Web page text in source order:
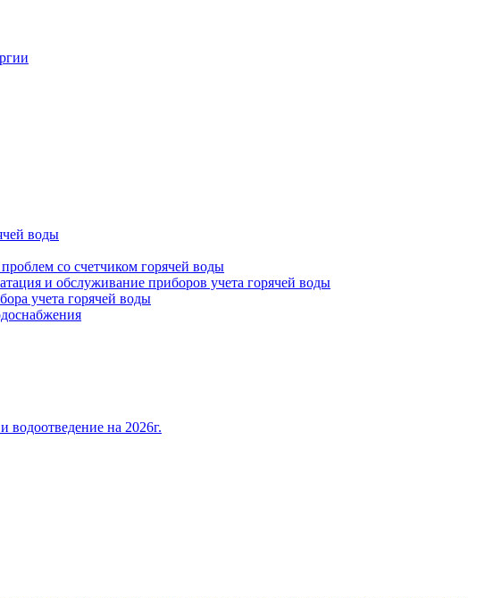
воды
со счетчиком горячей воды
и обслуживание приборов учета горячей воды
учета горячей воды
водоотведение на 2026г.